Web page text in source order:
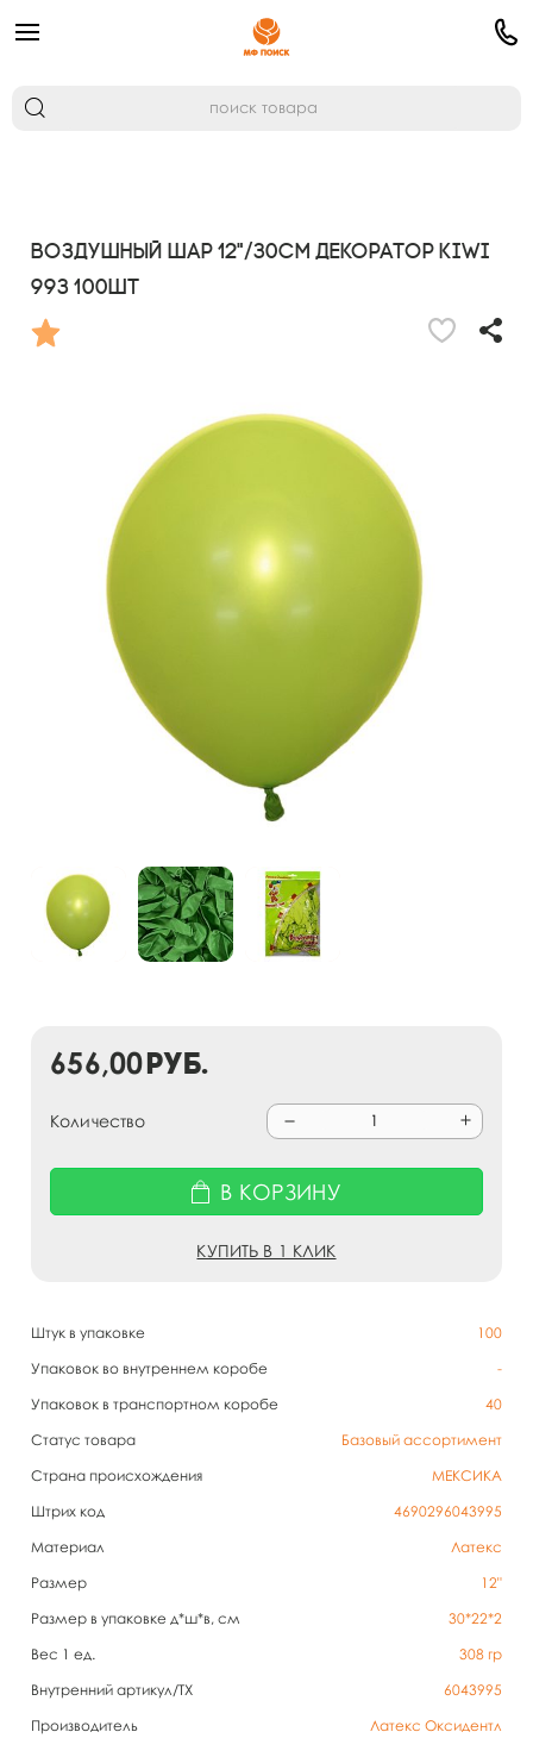
Воздушный шар 12"/30см Декоратор KIWI
993 100шт
Штук в упаковке
100
Упаковок во внутреннем коробе
-
Упаковок в транспортном коробе
40
Статус товара
Базовый ассортимент
Страна происхождения
МЕКСИКА
Штрих код
4690296043995
Материал
Латекс
Размер
12"
Размер в упаковке д*ш*в, см
30*22*2
Вес 1 ед.
308 гр
Внутренний артикул/TX
6043995
Производитель
Латекс Оксидентл
656,00руб.
Количество
В КОРЗИНУ
КУПИТЬ В 1 КЛИК